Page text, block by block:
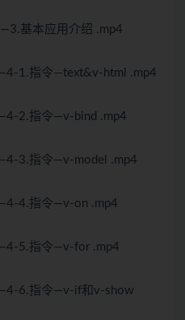
基本应用介绍 .mp4
1.指令—text&v-html .mp4
2.指令—v-bind .mp4
3.指令—v-model .mp4
4.指令—v-on .mp4
5.指令—v-for .mp4
6.指令—v-if和v-show